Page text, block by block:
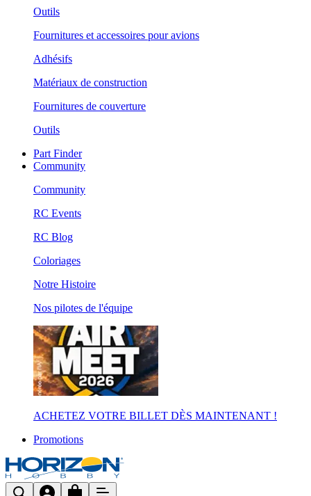
Outils
Fournitures et accessoires pour avions
Adhésifs
Matériaux de construction
Fournitures de couverture
Outils
Part Finder
Community
Community
RC Events
RC Blog
Coloriages
Notre Histoire
Nos pilotes de l'équipe
ACHETEZ VOTRE BILLET DÈS MAINTENANT !
Promotions